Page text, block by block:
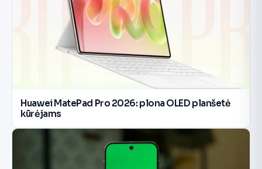
Huawei MatePad Pro 2026: plona OLED planšetė
kūrėjams